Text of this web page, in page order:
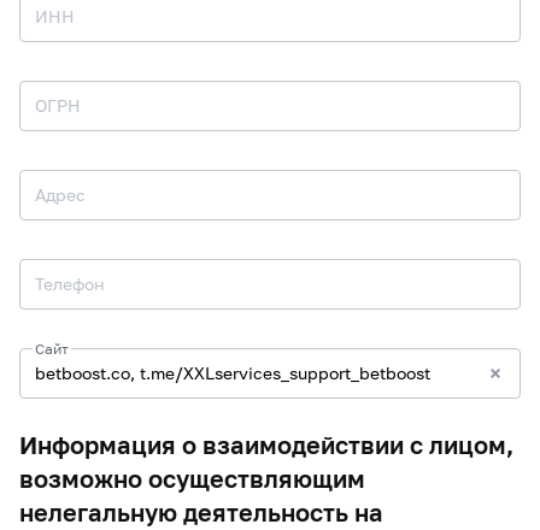
ИНН
ОГРН
Адрес
Телефон
Сайт
Информация о взаимодействии с лицом,
возможно осуществляющим
нелегальную деятельность на